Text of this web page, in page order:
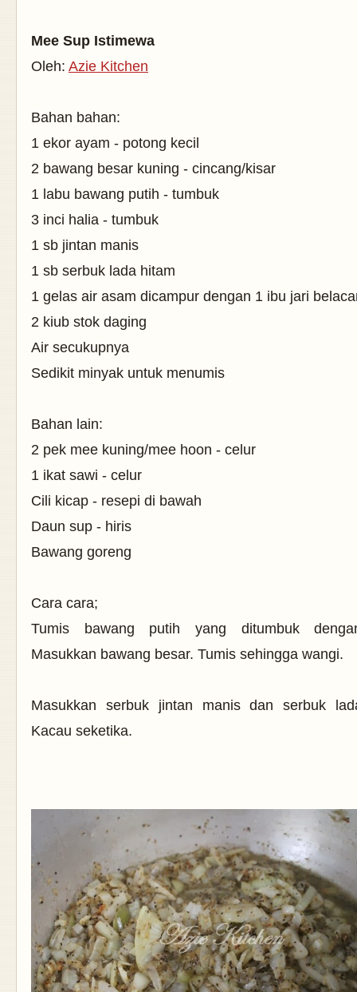
Mee Sup Istimewa
Oleh: Azie Kitchen
Bahan bahan:
1 ekor ayam - potong kecil
2 bawang besar kuning - cincang/kisar
1 labu bawang putih - tumbuk
3 inci halia - tumbuk
1 sb jintan manis
1 sb serbuk lada hitam
1 gelas air asam dicampur dengan 1 ibu jari
2 kiub stok daging
Air secukupnya
Sedikit minyak untuk menumis
Bahan lain:
2 pek mee kuning/mee hoon - celur
1 ikat sawi - celur
Cili kicap - resepi di bawah
Daun sup - hiris
Bawang goreng
Cara cara;
Tumis bawang putih yang ditumbuk
Masukkan bawang besar. Tumis sehingga wangi.
Masukkan serbuk jintan manis dan serbuk
Kacau seketika.